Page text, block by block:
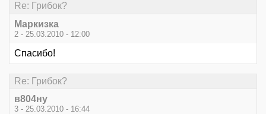
Re: Грибок?
Маркизка
2 - 25.03.2010 - 12:00
Спасибо!
Re: Грибок?
в804ну
3 - 25.03.2010 - 16:44